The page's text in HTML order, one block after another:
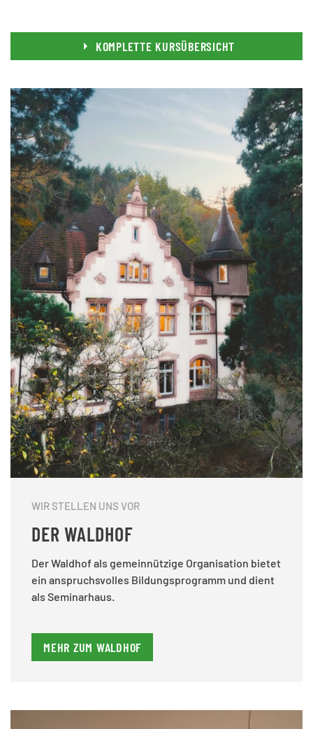
KOMPLETTE KURSÜBERSICHT
WIR STELLEN UNS VOR
DER WALDHOF
Der Waldhof als gemeinnützige Organisation bietet
ein anspruchsvolles Bildungsprogramm und dient
als Seminarhaus.
MEHR ZUM WALDHOF